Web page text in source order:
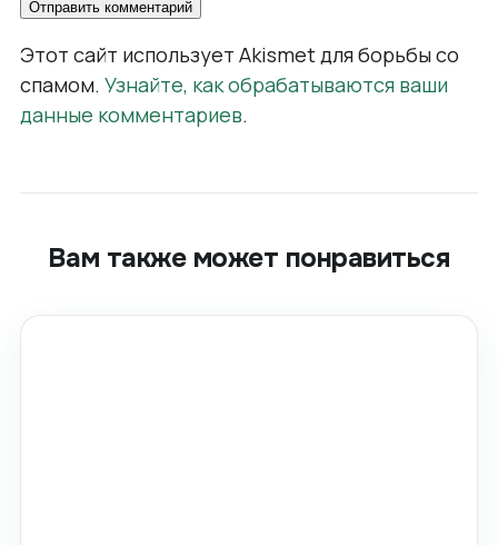
Этот сайт использует Akismet для борьбы со
спамом. Узнайте, как обрабатываются ваши
данные комментариев.
Вам также может понравиться